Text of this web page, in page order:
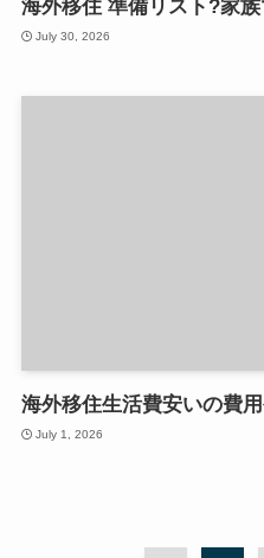
海外移住 準備リスト?家
July 30, 2026
海外移住生活費安いの費
July 1, 2026